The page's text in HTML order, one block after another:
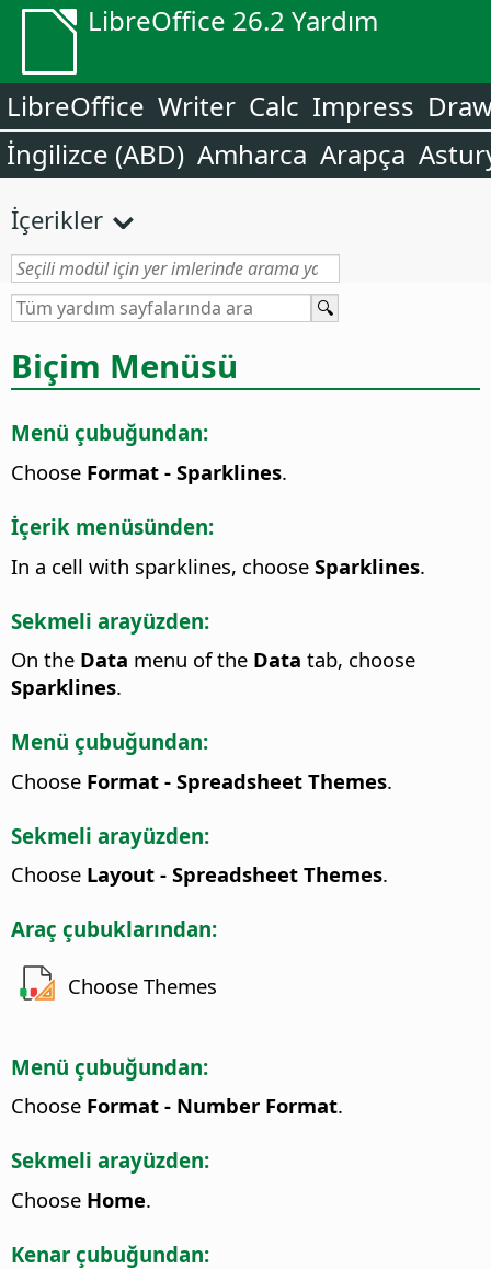
LibreOffice 26.2 Yardım
LibreOffice Writer Calc Impress
İngilizce (ABD) Amharca Arapça
İçerikler
Biçim Menüsü
Menü çubuğundan:
Choose Format - Sparklines.
İçerik menüsünden:
In a cell with sparklines, choose Sparklines.
Sekmeli arayüzden:
On the Data menu of the Data tab, choose
Sparklines.
Menü çubuğundan:
Choose Format - Spreadsheet Themes.
Sekmeli arayüzden:
Choose Layout - Spreadsheet Themes.
Araç çubuklarından:
Choose Themes
Menü çubuğundan:
Choose Format - Number Format.
Sekmeli arayüzden:
Choose Home.
Kenar çubuğundan: